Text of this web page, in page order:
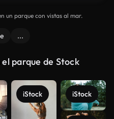
un parque con vistas al mar.
...
parque de Stock
iStock iStock